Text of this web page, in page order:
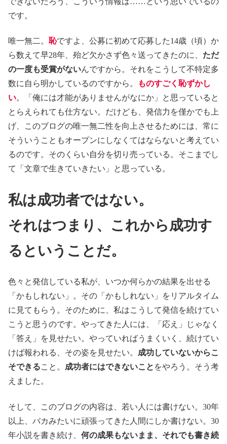
です。
唯一無二。 恥ですよ、公募に初めて応募した14歳（頃）か
ら数えて早28年、殆ど欠かさず色々送ってきたのに、 ただ
の一度も受賞がないんですから。それをこうして不特定多
数に自ら明かしているのですから。
ものすごく恥ずかし
い。「俺には才能がありませんがなにか」と思っていると
とらえられても仕方ない。だけども、発信力を僅かでも上
げ、このブログの唯一無二性を向上させるためには、常に
そういうこともオープンにしなくてはならないと考えてい
るのです。そのくらい自分を切り売っている。そこまでし
て「文章で生きていきたい」と思っている。
私は成功者ではない。
それはつまり、これから成功す
るということだ。
色々と発信している私が、いつか何らかの結果を出せる
「かもしれない」。その「かもしれない」をリアルタイム
に見てもらう。そのために、私はこうして発信を続けてい
こうと思うのです。やってきた人には、「応え」じゃなく
「答え」を見せたい。やっていればうまくいく、続けてい
けば報われる、その姿を見せたい。 成功していないからこ
そできること。 成功者にはできないこと をやろう。そう考
えました。
そして、このブログの内容は、若い人には書けない。30年
以上、バカみたいに頑張ってきた人間にしか書けない。30
年小説を書き続け、 何の成果もないまま、それでも書き続